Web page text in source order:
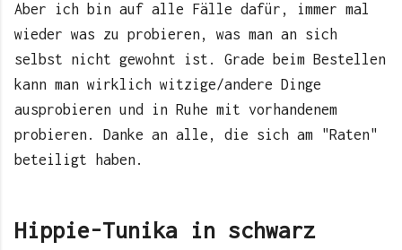
Aber ich bin auf alle Fälle dafür, immer mal
wieder was zu probieren, was man an sich
selbst nicht gewohnt ist. Grade beim Bestellen
kann man wirklich witzige/andere Dinge
ausprobieren und in Ruhe mit vorhandenem
probieren. Danke an alle, die sich am "Raten"
beteiligt haben.
Hippie-Tunika in schwarz